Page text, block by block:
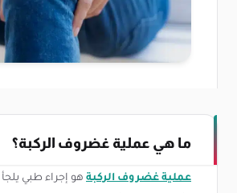
ما هي عملية غضروف الركبة؟
عملية غضروف الركبة هو إجراء طبي يلجأ